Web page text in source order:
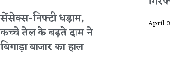
सेंसेक्स-निफ्टी धड़ाम,
कच्चे तेल के बढ़ते दाम ने
बिगाड़ा बाजार का हाल
April